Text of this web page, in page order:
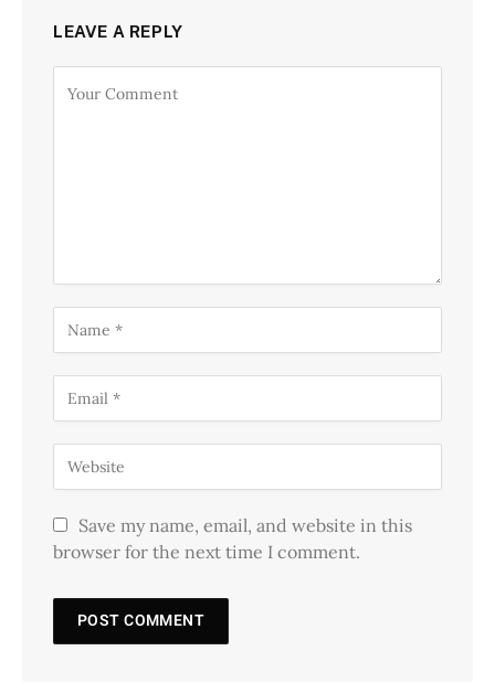
LEAVE A REPLY
Save my name, email, and website in this
browser for the next time I comment.